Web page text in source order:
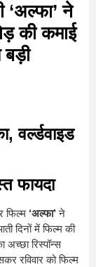
ने
की कमाई
वर्ल्डवाइड
फायदा
फिल्म ‘अल्फा’ने
दिनों में फिल्म की
अच्छा रिस्पॉन्स
रविवार को फिल्म